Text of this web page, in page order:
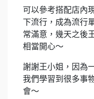
可以參考搭配店內
下流行，成為流行
常滿意，幾天之後
相當開心～
謝謝王小姐，因為
我們學習到很多事
會～